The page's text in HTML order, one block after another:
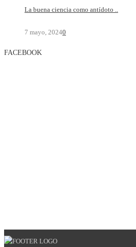
La buena ciencia como antídoto ..
7 mayo, 20240
FACEBOOK